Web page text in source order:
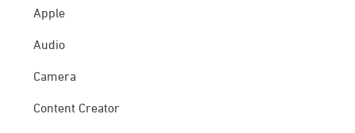
Apple
Audio
Camera
Content Creator